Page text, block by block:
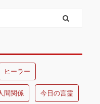
ヒーラー
間関係 今日の言霊